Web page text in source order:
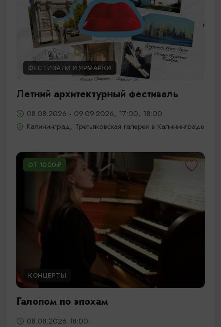
ФЕСТИВАЛИ И ЯРМАРКИ
Летний архитектурный фестиваль
08.08.2026 - 09.09.2026, 17:00, 18:00
Калининград, Третьяковская галерея в Калининграде
ОТ 1000₽
КОНЦЕРТЫ
Галопом по эпохам
08.08.2026 18:00